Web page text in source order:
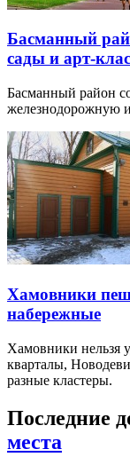
Басманный
сады и арт-
Басманный район
железнодорожную
Хамовники
набережные
Хамовники нельзя
кварталы,
разные кластеры.
Последние
места